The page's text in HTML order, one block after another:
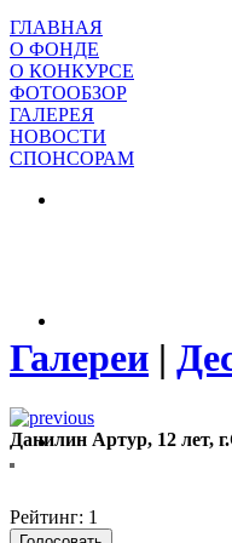
ГЛАВНАЯ
О ФОНДЕ
О КОНКУРСЕ
ФОТООБЗОР
ГАЛЕРЕЯ
НОВОСТИ
СПОНСОРАМ
Галереи |
Данилин Артур, 12 лет,
Рейтинг: 1